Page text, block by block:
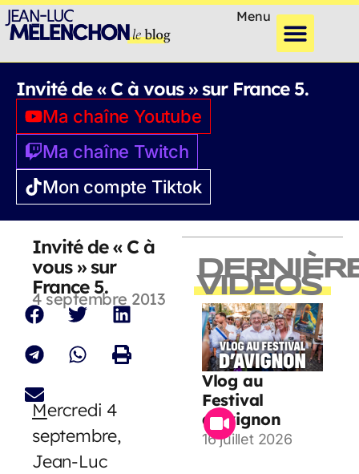
Menu
Invité de « C à vous » sur France 5.
Ma chaîne Youtube
Ma chaîne Twitch
Mon compte Tiktok
Invité de « C à
vous » sur
France 5.
4 septembre 2013
Mercredi 4
septembre,
Jean-Luc
VIDEOS
Vlog au
Festival
d’Avignon
16 juillet 2026